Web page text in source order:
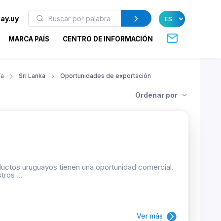
MARCA PAÍS CENTRO DE INFORMACIÓN
Sri Lanka Oportunidades de exportación
Ordenar por
uruguayos tienen una oportunidad comercial.
...
Ver más